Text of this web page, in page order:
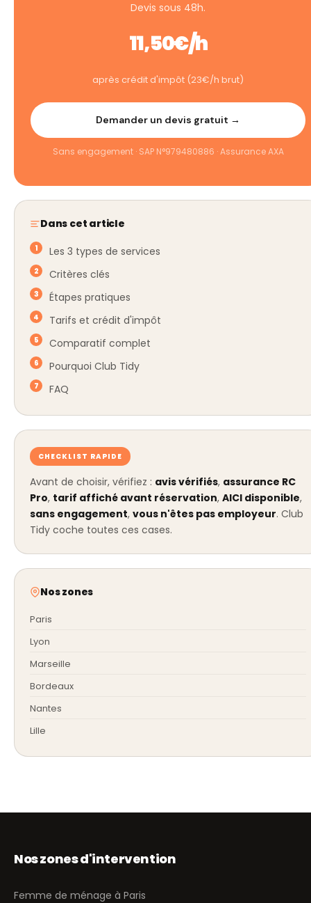
Devis sous 48h.
11,50€/h
après crédit d'impôt (23€/h brut)
Demander un devis gratuit →
Sans engagement · SAP N°979480886 · Assurance AXA
Dans cet article
Les 3 types de services
Critères clés
Étapes pratiques
Tarifs et crédit d'impôt
Comparatif complet
Pourquoi Club Tidy
FAQ
CHECKLIST RAPIDE
Avant de choisir, vérifiez : avis vérifiés, assurance RC
Pro, tarif affiché avant réservation, AICI disponible,
sans engagement, vous n'êtes pas employeur. Club
Tidy coche toutes ces cases.
Nos zones
Paris
Lyon
Marseille
Bordeaux
Nantes
Lille
Nos zones d'intervention
Femme de ménage à Paris